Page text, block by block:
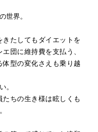
しい秘事華麗な舞を舞
び込んだ男を殺害して
バレリーナに魅かれて
世界。
たしてもダイエットを
団に維持費を支払う、
型の変化さえも乗り越
。
ちの生き様は眩しくも